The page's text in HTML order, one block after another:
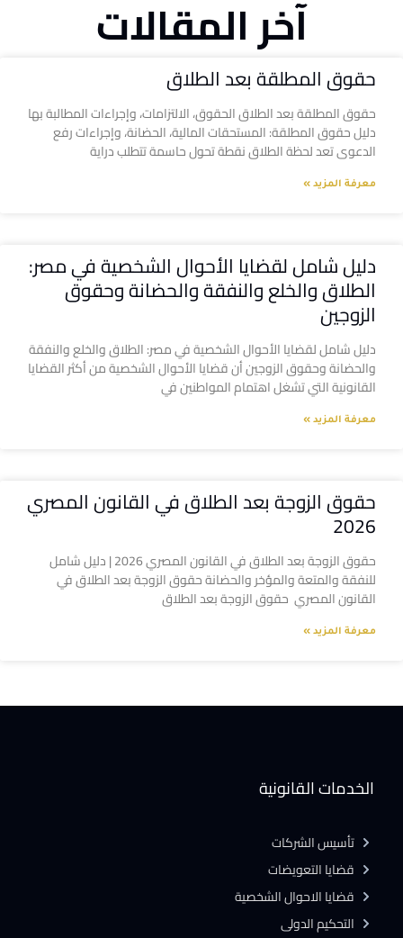
آخر المقالات
حقوق المطلقة بعد الطلاق
حقوق المطلقة بعد الطلاق الحقوق، الالتزامات، وإجراءات المطالبة بها
دليل حقوق المطلقة: المستحقات المالية، الحضانة، وإجراءات رفع
الدعوى تعد لحظة الطلاق نقطة تحول حاسمة تتطلب دراية
معرفة المزيد »
دليل شامل لقضايا الأحوال الشخصية في مصر:
الطلاق والخلع والنفقة والحضانة وحقوق
الزوجين
دليل شامل لقضايا الأحوال الشخصية في مصر: الطلاق والخلع والنفقة
والحضانة وحقوق الزوجين أن قضايا الأحوال الشخصية من أكثر القضايا
القانونية التي تشغل اهتمام المواطنين في
معرفة المزيد »
حقوق الزوجة بعد الطلاق في القانون المصري
2026
حقوق الزوجة بعد الطلاق في القانون المصري 2026 | دليل شامل
للنفقة والمتعة والمؤخر والحضانة حقوق الزوجة بعد الطلاق في
القانون المصري حقوق الزوجة بعد الطلاق
معرفة المزيد »
الخدمات القانونية
تأسيس الشركات
قضايا التعويضات
قضايا الاحوال الشخصية
التحكيم الدولى